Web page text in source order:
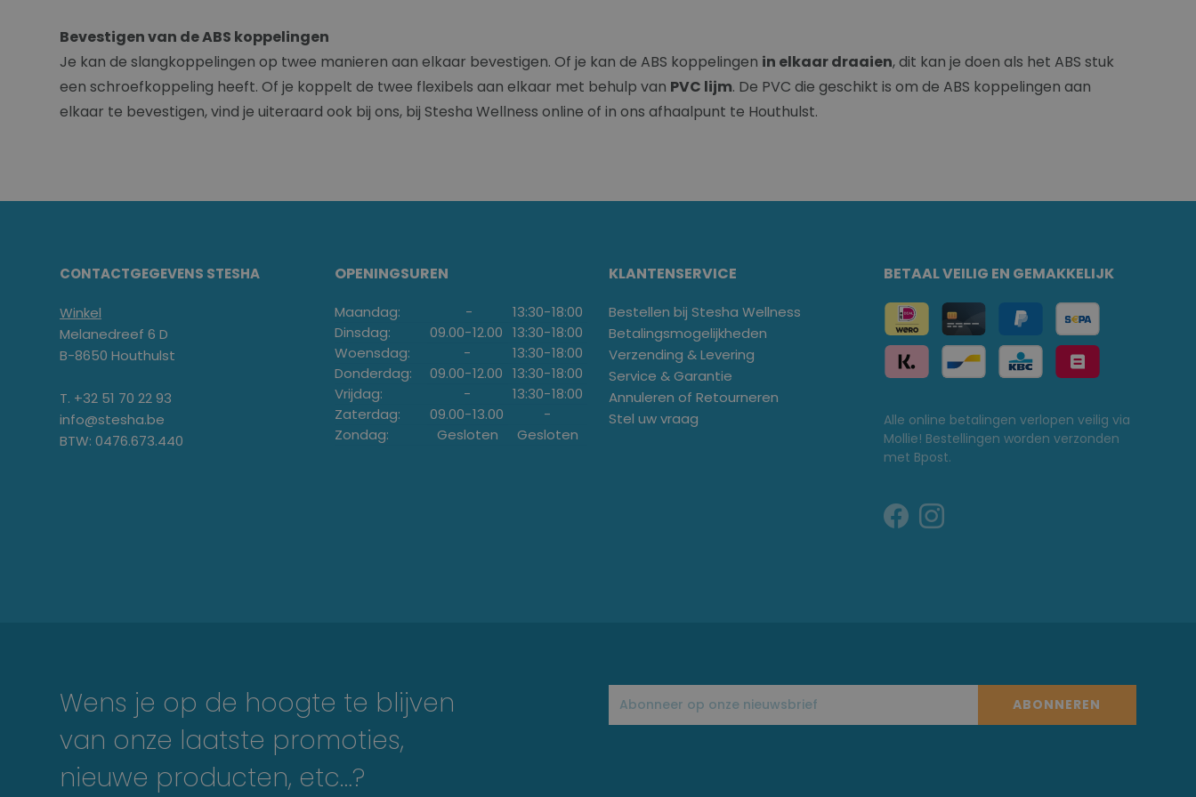
Bevestigen van de ABS koppelingen
Je kan de slangkoppelingen op twee manieren aan elkaar bevestigen. Of je kan de ABS koppelingen in elkaar draaien, dit kan je doen als het ABS stuk
een schroefkoppeling heeft. Of je koppelt de twee flexibels aan elkaar met behulp van PVC lijm. De PVC die geschikt is om de ABS koppelingen aan
elkaar te bevestigen, vind je uiteraard ook bij ons, bij Stesha Wellness online of in ons afhaalpunt te Houthulst.
CONTACTGEGEVENS STESHA
Winkel
Melanedreef 6 D
B-8650 Houthulst
T. +32 51 70 22 93
info@stesha.be
BTW: 0476.673.440
OPENINGSUREN
Maandag: - 13:30-18:00
Dinsdag:
09.00-12.00 13:30-18:00
Woensdag:
- 13:30-18:00
Donderdag:
09.00-12.00 13:30-18:00
Vrijdag:
- 13:30-18:00
Zaterdag:
09.00-13.00
-
Zondag:
Gesloten Gesloten
KLANTENSERVICE
Bestellen bij Stesha Wellness
Betalingsmogelijkheden
Verzending & Levering
Service & Garantie
Annuleren of Retourneren
Stel uw vraag
BETAAL VEILIG EN GEMAKKELIJK
Alle online betalingen verlopen veilig via
Mollie! Bestellingen worden verzonden
met Bpost.
Wens je op de hoogte te blijven
van onze laatste promoties,
nieuwe producten, etc…?
ABONNEREN